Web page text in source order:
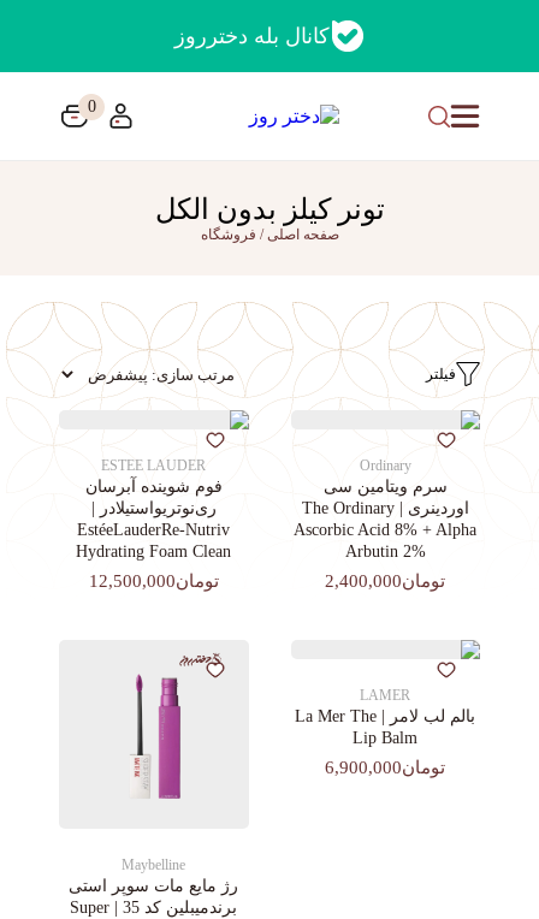
کانال بله دخترروز
0
تونر کیلز بدون الکل
صفحه اصلی/ فروشگاه
فیلتر
Ordinary
سرم ویتامین سی
اوردینری | The Ordinary
Ascorbic Acid 8% + Alpha
Arbutin 2%
تومان2,400,000
ESTEE LAUDER
فوم شوینده آبرسان
ری‌نوتریواستیلادر |
EstéeLauderRe-Nutriv
Hydrating Foam Clean
تومان12,500,000
LAMER
بالم لب لامر | La Mer The
Lip Balm
تومان6,900,000
Maybelline
رژ مایع مات سوپر استی‌
برندمیبلین کد 35 | Super